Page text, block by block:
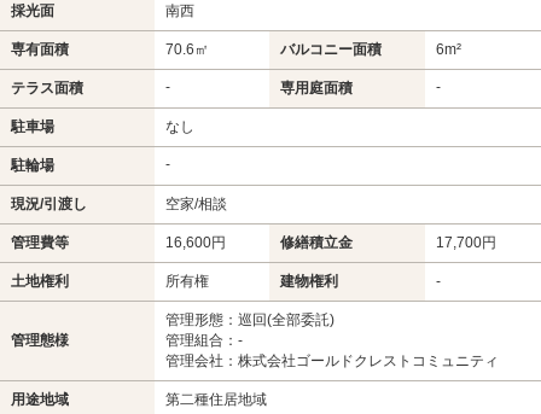
採光面 南西
専有面積 70.6㎡ バルコニー面積 6m²
テラス面積 - 専用庭面積 -
駐車場 なし
駐輪場 -
現況/引渡し 空家/相談
管理費等 16,600円 修繕積立金 17,700円
土地権利 所有権 建物権利 -
管理態様
管理形態：巡回(全部委託)
管理組合：-
管理会社：株式会社ゴールドクレストコミュニティ
用途地域 第二種住居地域